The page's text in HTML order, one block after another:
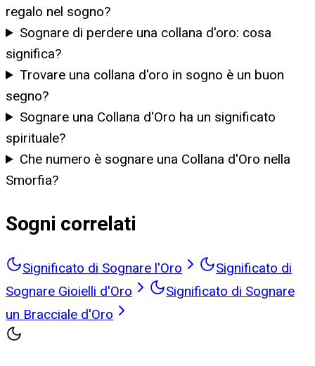
regalo nel sogno?
Sognare di perdere una collana d'oro: cosa
significa?
Trovare una collana d'oro in sogno è un buon
segno?
Sognare una Collana d'Oro ha un significato
spirituale?
Che numero è sognare una Collana d'Oro nella
Smorfia?
Sogni correlati
Significato di Sognare l'Oro
Significato di
Sognare Gioielli d'Oro
Significato di Sognare
un Bracciale d'Oro